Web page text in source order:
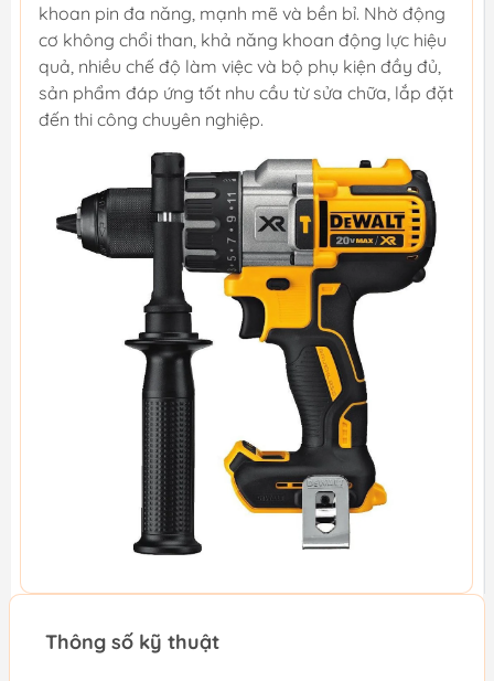
khoan pin đa năng, mạnh mẽ và bền bỉ. Nhờ động
cơ không chổi than, khả năng khoan động lực hiệu
quả, nhiều chế độ làm việc và bộ phụ kiện đầy đủ,
sản phẩm đáp ứng tốt nhu cầu từ sửa chữa, lắp đặt
đến thi công chuyên nghiệp.
Thông số kỹ thuật